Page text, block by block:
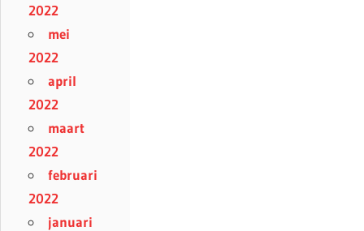
2022
mei
2022
april
2022
maart
2022
februari
2022
januari